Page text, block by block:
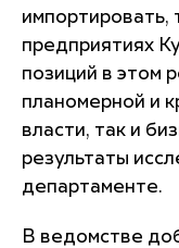
импортировать,
предприятиях
позиций в этом
планомерной и
власти, так и
результаты
департаменте.
В ведомстве